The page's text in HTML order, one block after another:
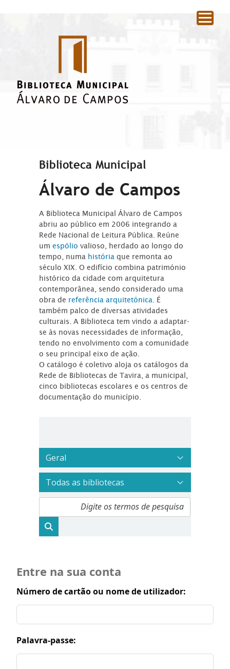
Biblioteca Municipal
Álvaro de Campos
A Biblioteca Municipal Álvaro de Campos
abriu ao público em 2006 integrando a
Rede Nacional de Leitura Pública. Reúne
umespóliovalioso, herdado ao longo do
tempo, numa história que remonta ao
século XIX. O edifício combina património
histórico da cidade com arquitetura
contemporânea, sendo considerado uma
obra de referência arquitetónica . É
também palco de diversas atividades
culturais. A Biblioteca tem vindo a adaptar-
se às novas necessidades de informação,
tendo no envolvimento com a comunidade
o seu principal eixo de ação.
O catálogo é coletivo aloja os catálogos da
Rede de Bibliotecas de Tavira, a municipal,
cinco bibliotecas escolares e os centros de
documentação do município.
Entre na sua conta
Número de cartão ou nome de utilizador:
Palavra-passe: